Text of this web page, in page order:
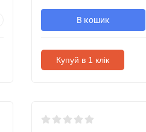
В кошик
Купуй в 1 клік